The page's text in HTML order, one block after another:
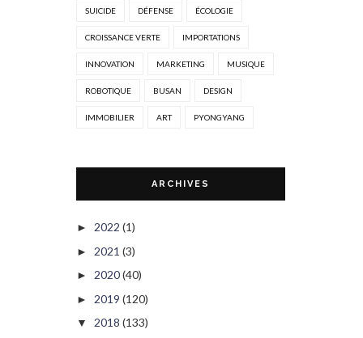
SUICIDE DÉFENSE ÉCOLOGIE
CROISSANCE VERTE IMPORTATIONS
INNOVATION MARKETING MUSIQUE
ROBOTIQUE BUSAN DESIGN
IMMOBILIER ART PYONGYANG
ARCHIVES
► 2022 (1)
► 2021 (3)
► 2020(40)
► 2019 (120)
▼ 2018 (133)